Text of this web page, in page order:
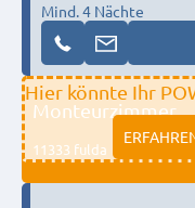
Mind. 4 Nächte
Hier könnte Ihr
Monteurzimmer
11333 fulda